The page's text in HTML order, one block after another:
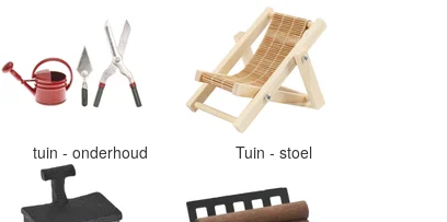
tuin - onderhoud Tuin - stoel